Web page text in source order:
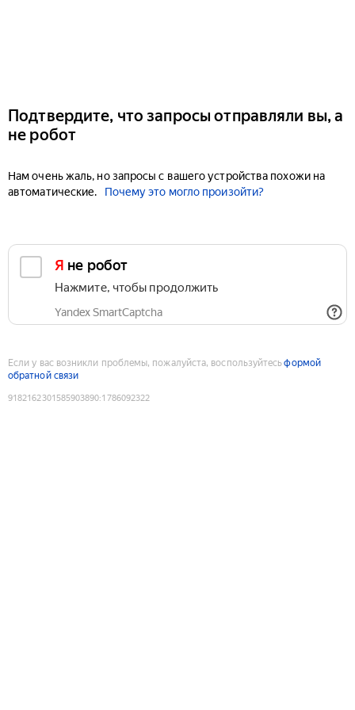
Подтвердите, что запросы отправляли вы, а
не робот
Нам очень жаль, но запросы с вашего устройства похожи на
автоматические.
Почему это могло произойти?
Я не робот
Нажмите, чтобы продолжить
Yandex SmartCaptcha
Если у вас возникли проблемы, пожалуйста, воспользуйтесьформой
обратной связи
9182162301585903890:1786092322